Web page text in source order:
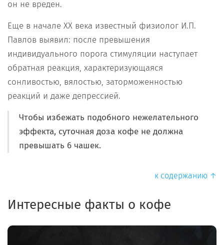
он не вреден.
Еще в начале XX века известный физиолог И.П.
Павлов выявил: после превышения
индивидуального порога стимуляции наступает
обратная реакция, характеризующаяся
сонливостью, вялостью, заторможенностью
реакций и даже депрессией.
Чтобы избежать подобного нежелательного
эффекта, суточная доза кофе не должна
превышать 6 чашек.
к содержанию ↑
Интересные факты о кофе